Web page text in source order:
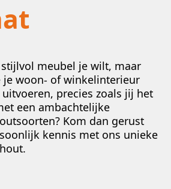
meubel je wilt, maar
je woon- of winkelinterieur
precies zoals jij het
een ambachtelijke
Kom dan gerust
kennis met ons unieke